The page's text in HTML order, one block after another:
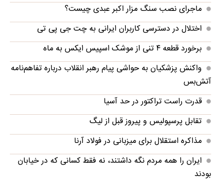
ماجرای نصب سنگ مزار اکبر عبدی چیست؟
اختلال در دسترسی کاربران ایرانی به چت جی پی تی
برخورد قطعه ۴ تنی از موشک اسپیس ایکس به ماه
واکنش پزشکیان به حواشی پیام رهبر انقلاب درباره تفاهم‌نامه
آتش‌بس
قدرت راست تراکتور در حد آسیا
تقابل پرسپولیس و پیروز قبل از لیگ
مذاکره استقلال برای میزبانی در فولاد آرنا
ایران را همه مردم نگه داشتند، نه فقط کسانی که در خیابان
بودند